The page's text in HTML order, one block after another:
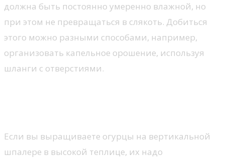
должна быть постоянно умеренно влажной, но
при этом не превращаться в слякоть. Добиться
этого можно разными способами, например,
организовать капельное орошение, используя
шланги с отверстиями.
Если вы выращиваете огурцы на вертикальной
шпалере в высокой теплице, их надо